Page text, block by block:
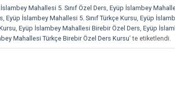
Mahallesi 5. Sınıf Özel Ders, Eyüp İslambey
, Eyüp İslambey Mahallesi 5. Sınıf Türkçe Kursu, Eyüp
, Eyüp İslambey Mahallesi Birebir Özel Ders, Eyüp
Mahallesi Türkçe Birebir Özel Ders Kursu’ te etiketlendi.